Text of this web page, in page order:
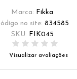
Marca: Fikka
no site: 834585
SKU: FIK045
Visualizar avaliações